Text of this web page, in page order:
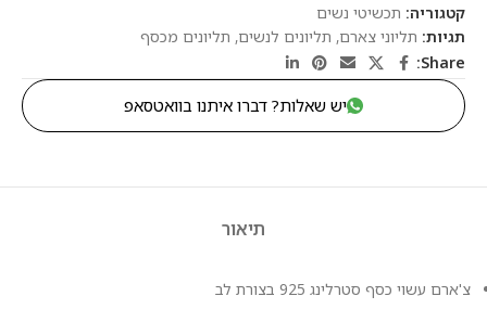
קטגוריה: תכשיטי נשים
תגיות: תליוני צארם, תליונים לנשים, תליונים מכסף
Share:
יש שאלות? דברו איתנו בוואטסאפ
תיאור
צ'ארם עשוי כסף סטרלינג 925 בצורת לב